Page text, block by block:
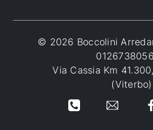
© 2026 Boccolini
Via Cassia Km
(Viterbo)